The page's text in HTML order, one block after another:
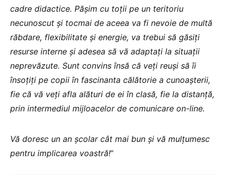
cadre didactice. Pășim cu toții pe un teritoriu
necunoscut și tocmai de aceea va fi nevoie de multă
răbdare, flexibilitate și energie, va trebui să găsiți
resurse interne și adesea să vă adaptați la situații
neprevăzute. Sunt convins însă că veți reuși să îi
însoțiți pe copii în fascinanta călătorie a cunoașterii,
fie că vă veți afla alături de ei în clasă, fie la distanță,
prin intermediul mijloacelor de comunicare on-line.
Vă doresc un an școlar cât mai bun și vă mulțumesc
pentru implicarea voastră!“